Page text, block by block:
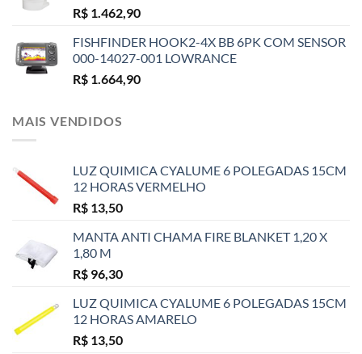
R$ 1.462,90
FISHFINDER HOOK2-4X BB 6PK COM SENSOR
000-14027-001 LOWRANCE
R$ 1.664,90
MAIS VENDIDOS
LUZ QUIMICA CYALUME 6 POLEGADAS 15CM
12 HORAS VERMELHO
R$ 13,50
MANTA ANTI CHAMA FIRE BLANKET 1,20 X
1,80 M
R$ 96,30
LUZ QUIMICA CYALUME 6 POLEGADAS 15CM
12 HORAS AMARELO
R$ 13,50